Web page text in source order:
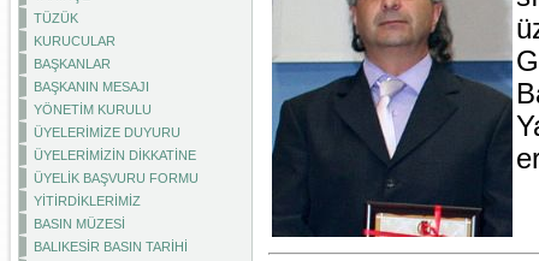
TÜZÜK
KURUCULAR
BAŞKANLAR
BAŞKANIN MESAJI
YÖNETİM KURULU
ÜYELERİMİZE DUYURU
ÜYELERİMİZİN DİKKATİNE
ÜYELİK BAŞVURU FORMU
YİTİRDİKLERİMİZ
BASIN MÜZESİ
BALIKESİR BASIN TARİHİ